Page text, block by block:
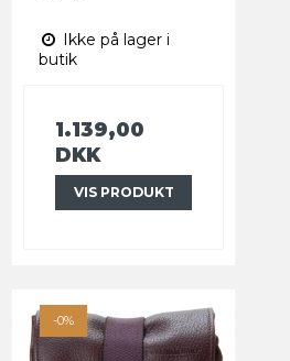
Ikke på lager i
butik
1.139,00
DKK
VIS PRODUKT
-0%